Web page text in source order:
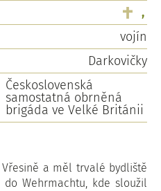
,
vojín
Darkovičky
Československá
samostatná obrněná
brigáda ve Velké Británii
a měl trvalé bydliště
Wehrmachtu, kde sloužil